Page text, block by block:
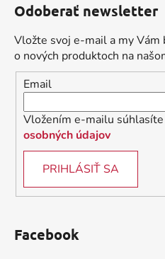
e
p
r
v
y
v
ý
e
Odoberať newsletter
Vložte svoj e-mail a my Vám
o nových produktoch na
Email
Vložením e-mailu súhlasíte
osobných údajov
PRIHLÁSIŤ SA
Facebook